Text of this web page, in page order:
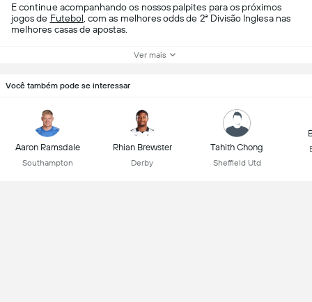
E continue acompanhando os nossos palpites para os próximos
jogos de Futebol , com as melhores odds de 2ª Divisão Inglesa nas
melhores casas de apostas.
Ver mais
Você também pode se interessar
Aaron Ramsdale
Southampton
Rhian Brewster
Derby
Tahith Chong
Sheffield Utd